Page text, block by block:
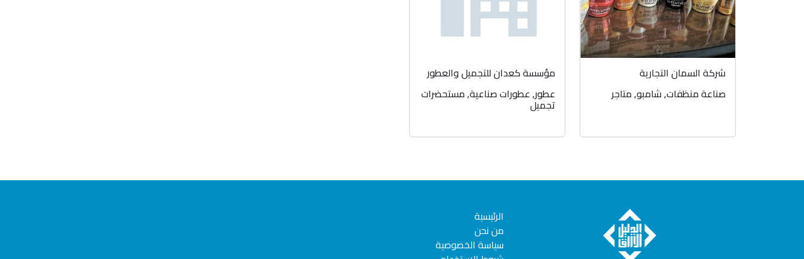
شركة السمان التجارية
صناعة منظفات,شامبو,متاجر
مؤسسة كعدان للتجميل والعطور
عطور,عطورات صناعية,مستحضرات
تجميل
الرئيسية
من نحن
سياسة الخصوصية